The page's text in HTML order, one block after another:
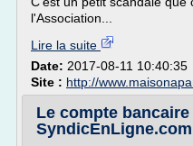
l'Association...
Lire la suite
Date: 2017-08-11 10:40:35
Site : http://
Le compte
SyndicEnLigne.com